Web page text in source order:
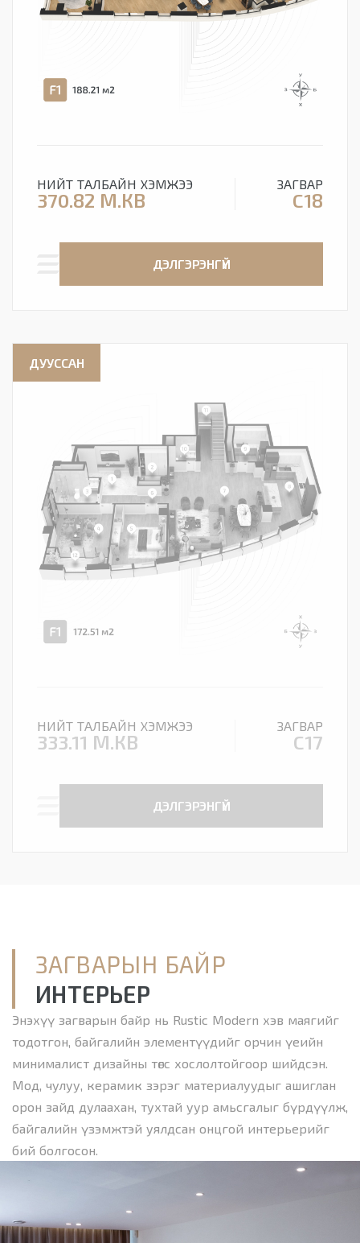
НИЙТ ТАЛБАЙН ХЭМЖЭЭ
370.82 М.КВ
ЗАГВАР
C18
ДЭЛГЭРЭНГҮЙ
ДУУССАН
НИЙТ ТАЛБАЙН ХЭМЖЭЭ
333.11 М.КВ
ЗАГВАР
C17
ДЭЛГЭРЭНГҮЙ
ЗАГВАРЫН БАЙР
ИНТЕРЬЕР
Энэхүү загварын байр нь Rustic Modern хэв маягийг
тодотгон, байгалийн элементүүдийг орчин үеийн
минималист дизайны төгс хослолтойгоор шийдсэн.
Мод, чулуу, керамик зэрэг материалуудыг ашиглан
орон зайд дулаахан, тухтай уур амьсгалыг бүрдүүлж,
байгалийн үзэмжтэй уялдсан онцгой интерьерийг
бий болгосон.